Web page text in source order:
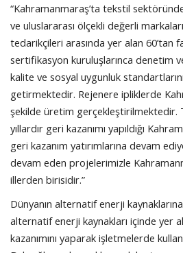
“Kahramanmaraş’ta tekstil
ve uluslararası ölçekli değerli
tedarikçileri arasında yer alan 60’tan
sertifikasyon kuruluşlarınca denetim
kalite ve sosyal uygunluk
getirmektedir. Rejenere ipliklerde
şekilde üretim gerçekleştirilmektedir.
yıllardır geri kazanımı yapıldığı
geri kazanım yatırımlarına devam
devam eden projelerimizle
illerden birisidir.”
Dünyanın alternatif enerji
alternatif enerji kaynakları içinde yer
kazanımını yaparak işletmelerde